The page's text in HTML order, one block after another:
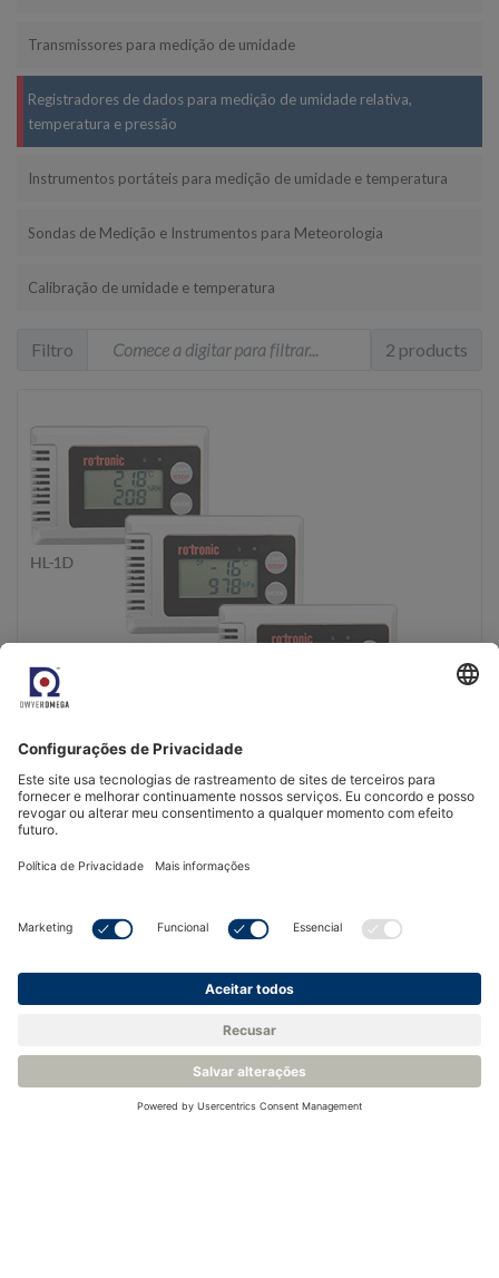
Transmissores para medição de umidade
Registradores de dados para medição de umidade relativa,
temperatura e pressão
Instrumentos portáteis para medição de umidade e temperatura
Sondas de Medição e Instrumentos para Meteorologia
Calibração de umidade e temperatura
Filtro 2 products
Registrador de dados - Rotronic HL-1D, BL-1D, TL-1D
Elevada capacidade de memória
Certificado de acordo com a norma EN 12830
Ver Produto